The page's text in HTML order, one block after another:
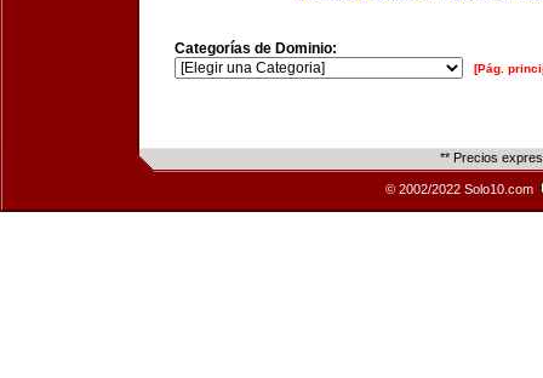
Categorías de Dominio:
[Pág.
** Precios
© 2002/2022 Solo10.com